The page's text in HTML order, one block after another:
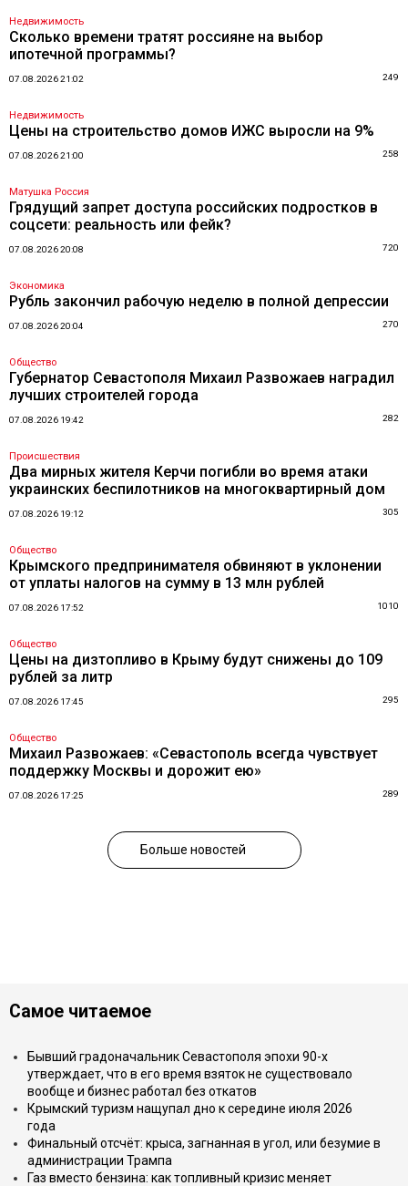
Недвижимость
Сколько времени тратят россияне на выбор
ипотечной программы?
07.08.2026 21:02 249
Недвижимость
Цены на строительство домов ИЖС выросли на 9%
07.08.2026 21:00 258
Матушка Россия
Грядущий запрет доступа российских подростков в
соцсети: реальность или фейк?
07.08.2026 20:08 720
Экономика
Рубль закончил рабочую неделю в полной депрессии
07.08.2026 20:04 270
Общество
Губернатор Севастополя Михаил Развожаев наградил
лучших строителей города
07.08.2026 19:42 282
Происшествия
Два мирных жителя Керчи погибли во время атаки
украинских беспилотников на многоквартирный дом
07.08.2026 19:12 305
Общество
Крымского предпринимателя обвиняют в уклонении
от уплаты налогов на сумму в 13 млн рублей
07.08.2026 17:52 1010
Общество
Цены на дизтопливо в Крыму будут снижены до 109
рублей за литр
07.08.2026 17:45 295
Общество
Михаил Развожаев: «Севастополь всегда чувствует
поддержку Москвы и дорожит ею»
07.08.2026 17:25 289
Больше новостей
Самое читаемое
Бывший градоначальник Севастополя эпохи 90-х
утверждает, что в его время взяток не существовало
вообще и бизнес работал без откатов
Крымский туризм нащупал дно к середине июля 2026
года
Финальный отсчёт: крыса, загнанная в угол, или безумие в
администрации Трампа
Газ вместо бензина: как топливный кризис меняет